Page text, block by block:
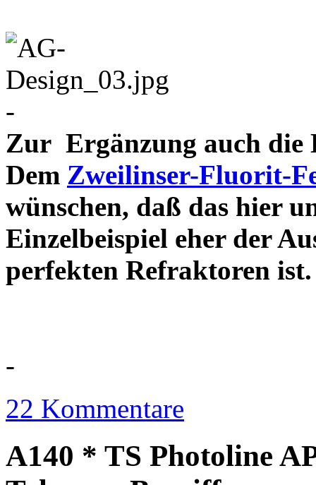
-
Zur Ergänzung auch die
Dem Zweilinser-Fluorit-
wünschen, daß das hier
Einzelbeispiel eher der
perfekten
-
22 Kommentare
A140 * TS Photoline